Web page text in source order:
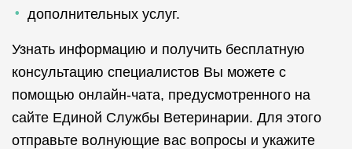
дополнительных услуг.
Узнать информацию и получить бесплатную
консультацию специалистов Вы можете с
помощью онлайн-чата, предусмотренного на
сайте Единой Службы Ветеринарии. Для этого
отправьте волнующие вас вопросы и укажите